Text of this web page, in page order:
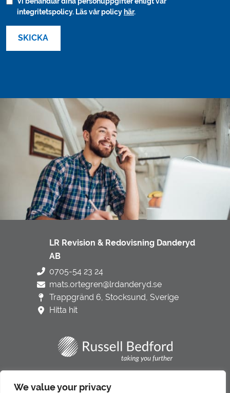
We value your privacy
integritetspolicy. Läs vår policyhär.
LR Revision & Redovisning Danderyd
AB
0705-54 23 24
mats.ortegren@lrdanderyd.se
Trappgränd 6, Stocksund, Sverige
Hitta hit